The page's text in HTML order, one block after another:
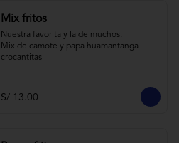
Mix fritos
Nuestra favorita y la de muchos.
Mix de camote y papa huamantanga
crocantitas
S/ 13.00